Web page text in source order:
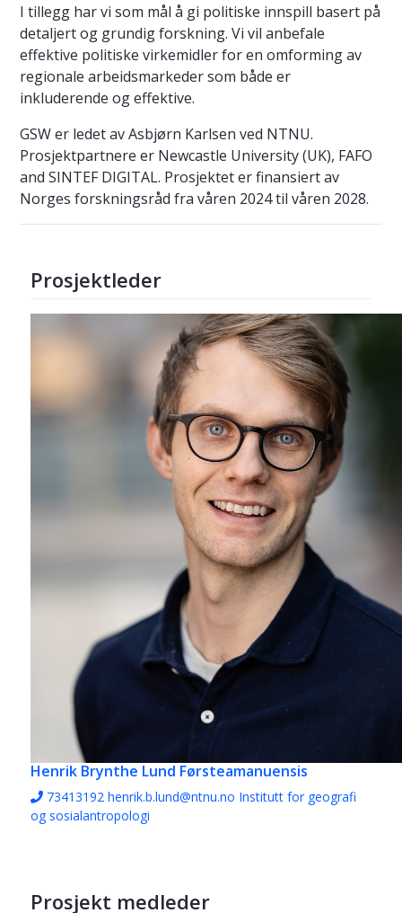
I tillegg har vi som mål å gi politiske innspill basert på
detaljert og grundig forskning. Vi vil anbefale
effektive politiske virkemidler for en omforming av
regionale arbeidsmarkeder som både er
inkluderende og effektive.
GSW er ledet av Asbjørn Karlsen ved NTNU.
Prosjektpartnere er Newcastle University (UK), FAFO
and SINTEF DIGITAL. Prosjektet er finansiert av
Norges forskningsråd fra våren 2024 til våren 2028.
Prosjektleder
Henrik Brynthe Lund Førsteamanuensis
73413192 henrik.b.lund@ntnu.no Institutt for geografi
og sosialantropologi
Prosjekt medleder